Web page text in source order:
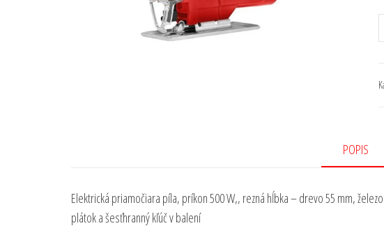
POPIS
Elektrická priamočiara píla, príkon 500 W,, rezná hĺbka – drevo 55 mm,
plátok a šesťhranný kľúč v balení